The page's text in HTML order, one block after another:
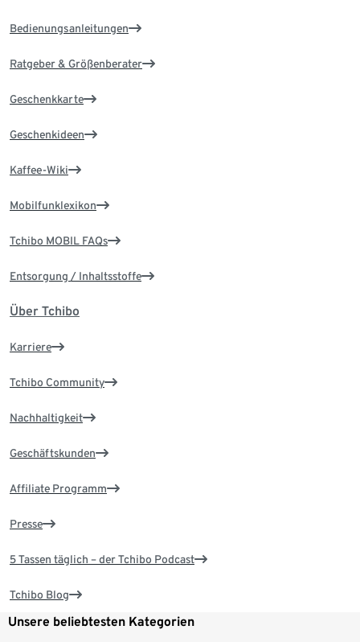
Bedienungsanleitungen
Ratgeber & Größenberater
Geschenkkarte
Geschenkideen
Kaffee-Wiki
Mobilfunklexikon
Tchibo MOBIL FAQs
Entsorgung / Inhaltsstoffe
Über Tchibo
Karriere
Tchibo Community
Nachhaltigkeit
Geschäftskunden
Affiliate Programm
Presse
5 Tassen täglich – der Tchibo Podcast
Tchibo Blog
Unsere beliebtesten Kategorien